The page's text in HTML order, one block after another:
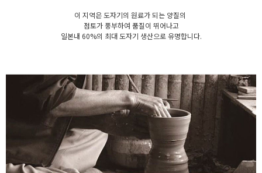
이 지역은 도자기의 원료가 되는 양질의
점토가 풍부하여 품질이 뛰어나고
일본내 60%의 최대 도자기 생산으로 유명합니다.